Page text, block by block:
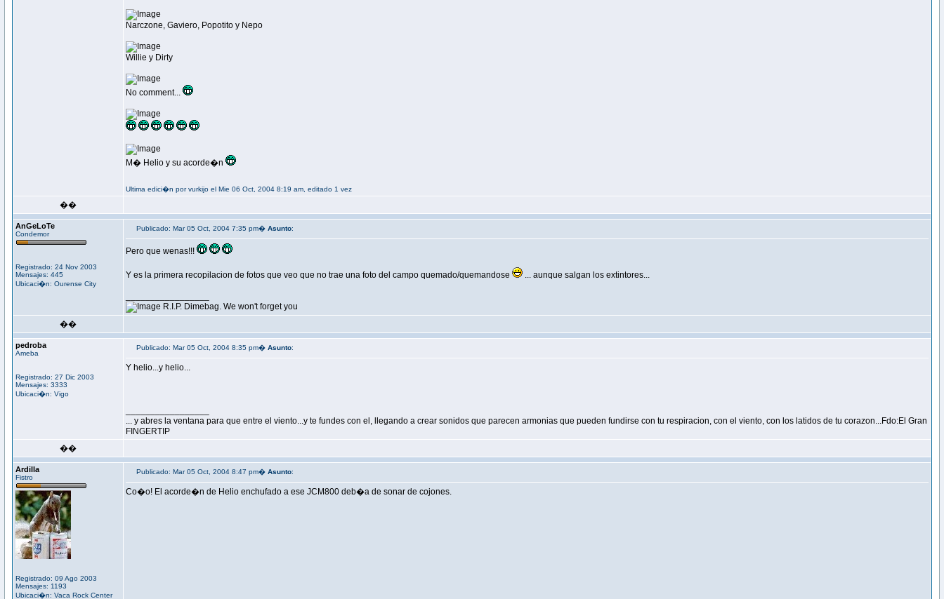
Narczone, Gaviero, Popotito y Nepo
Willie y Dirty
No comment...
M� Helio y su acorde�n
Ultima edici�n por vurkijo el Mie 06 Oct, 2004 8:19 am, editado 1 vez
��
AnGeLoTe
Condemor
Registrado: 24 Nov 2003
Mensajes: 445
Ubicaci�n: Ourense City
Publicado: Mar 05 Oct, 2004 7:35 pm� Asunto:
Pero que wenas!!!
Y es la primera recopilacion de fotos que veo que no trae una foto del campo quemado/quemandose ... aunque salgan los extintores...
R.I.P. Dimebag. We won't forget you
��
pedroba
Ameba
Registrado: 27 Dic 2003
Mensajes: 3333
Ubicaci�n: Vigo
Publicado: Mar 05 Oct, 2004 8:35 pm� Asunto:
Y helio...y helio...
... y abres la ventana para que entre el viento...y te fundes con el, llegando a crear sonidos que parecen armonias que pueden fundirse con tu respiracion, con el viento, con los latidos de tu corazon...Fdo:El Gran
FINGERTIP
��
Ardilla
Fistro
Registrado: 09 Ago 2003
Mensajes: 1193
Ubicaci�n: Vaca Rock Center
Publicado: Mar 05 Oct, 2004 8:47 pm� Asunto:
Co�o! El acorde�n de Helio enchufado a ese JCM800 deb�a de sonar de cojones.